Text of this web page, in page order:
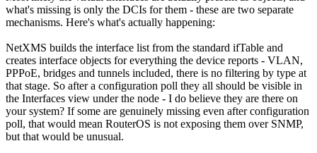
what's missing is only the DCIs for them - these are two separate
mechanisms. Here's what's actually happening:
NetXMS builds the interface list from the standard ifTable and
creates interface objects for everything the device reports - VLAN,
PPPoE, bridges and tunnels included, there is no filtering by type at
that stage. So after a configuration poll they all should be visible in
the Interfaces view under the node - I do believe they are there on
your system? If some are genuinely missing even after configuration
poll, that would mean RouterOS is not exposing them over SNMP,
but that would be unusual.